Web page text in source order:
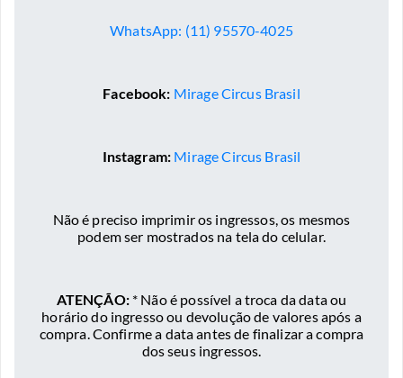
WhatsApp: (11) 95570-4025
Facebook: Mirage Circus Brasil
Instagram: Mirage Circus Brasil
Não é preciso imprimir os ingressos, os mesmos
podem ser mostrados na tela do celular.
ATENÇÃO:* Não é possível a troca da data ou
horário do ingresso ou devolução de valores após a
compra. Confirme a data antes de finalizar a compra
dos seus ingressos.